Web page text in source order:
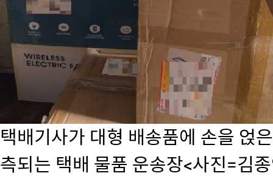
택배기사가 대형 배송품에 손을 얹
측되는 택배 물품 운송장<사진=김